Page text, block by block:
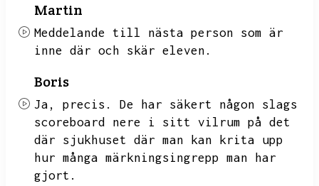
Martin
Meddelande till nästa person som är
inne där och skär eleven.
Boris
Ja, precis.
De har säkert någon slags
scoreboard nere i sitt vilrum på det
där sjukhuset där man kan krita upp
hur många märkningsingrepp man har
gjort.